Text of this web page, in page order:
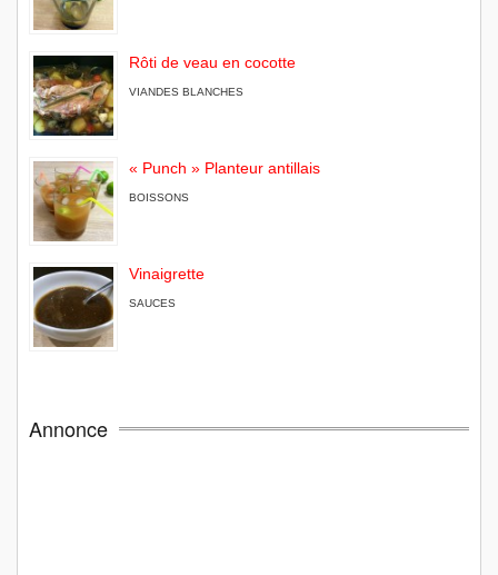
Rôti de veau en cocotte
VIANDES BLANCHES
« Punch » Planteur antillais
BOISSONS
Vinaigrette
SAUCES
Annonce